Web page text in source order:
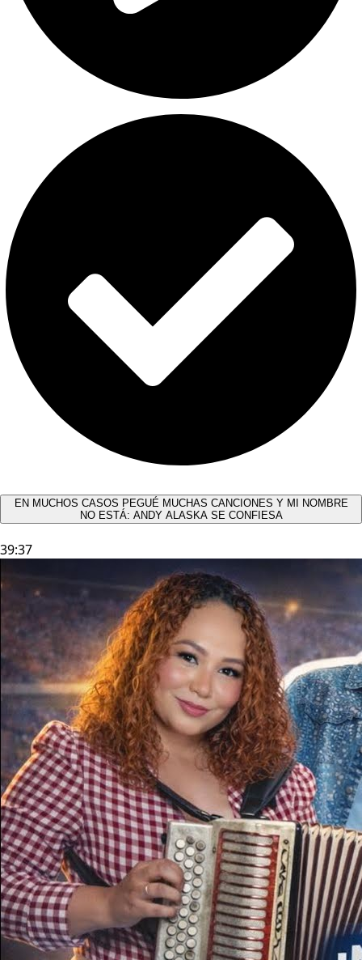
EN MUCHOS CASOS PEGUÉ MUCHAS CANCIONES Y MI NOMBRE
NO ESTÁ: ANDY ALASKA SE CONFIESA​
39:37